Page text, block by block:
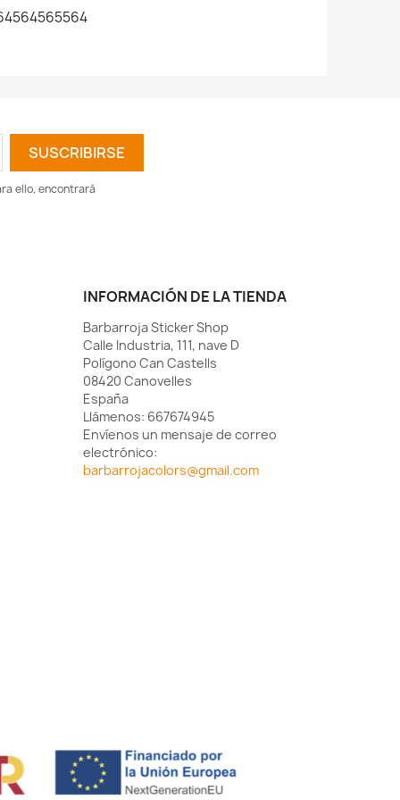
ello, encontrará
INFORMACIÓN DE LA TIENDA
Barbarroja Sticker Shop
Calle Industria, 111, nave D
Polígono Can Castells
08420 Canovelles
España
Llámenos: 667674945
Envíenos un mensaje de correo
electrónico:
barbarrojacolors@gmail.com